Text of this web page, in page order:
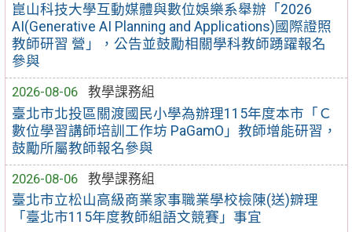
崑山科技大學互動媒體與數位娛樂系舉辦「2026
AI(Generative AI Planning and Applications)國際證照
教師研習 營」，公告並鼓勵相關學科教師踴躍報名
參與
2026-08-06
教學課務組
臺北市北投區關渡國民小學為辦理115年度本市「Ｃ
數位學習講師培訓工作坊 PaGamO」教師增能研習，
鼓勵所屬教師報名參與
2026-08-06
教學課務組
臺北市立松山高級商業家事職業學校檢陳(送)辧理
「臺北市115年度教師組語文競賽」事宜